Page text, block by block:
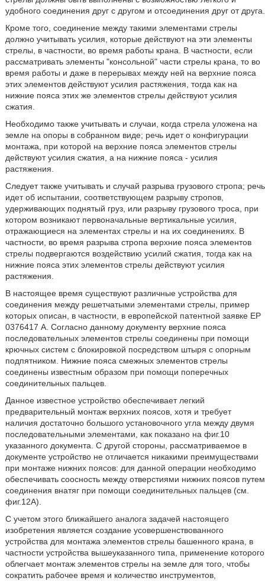
удобного соединения друг с другом и отсоединения друг от друга.
Кроме того, соединение между такими элементами стрелы
должно учитывать усилия, которые действуют на эти элементы
стрелы, в частности, во время работы крана. В частности, если
рассматривать элементы "консольной" части стрелы крана, то во
время работы и даже в перерывах между ней на верхние пояса
этих элементов действуют усилия растяжения, тогда как на
нижние пояса этих же элементов стрелы действуют усилия
сжатия.
Необходимо также учитывать и случаи, когда стрела уложена на
земле на опоры в собранном виде; речь идет о конфигурации
монтажа, при которой на верхние пояса элементов стрелы
действуют усилия сжатия, а на нижние пояса - усилия
растяжения.
Следует также учитывать и случай разрыва грузового стропа; речь
идет об испытании, соответствующем разрыву стропов,
удерживающих поднятый груз, или разрыву грузового троса, при
котором возникают первоначальные вертикальные усилия,
отражающиеся на элементах стрелы и на их соединениях. В
частности, во время разрыва стропа верхние пояса элементов
стрелы подвергаются воздействию усилий сжатия, тогда как на
нижние пояса этих элементов стрелы действуют усилия
растяжения.
В настоящее время существуют различные устройства для
соединения между решетчатыми элементами стрелы, пример
которых описан, в частности, в европейской патентной заявке ЕР
0376417 А. Согласно данному документу верхние пояса
последовательных элементов стрелы соединены при помощи
крючных систем с блокировкой посредством штыря с опорным
подпятником. Нижние пояса смежных элементов стрелы
соединены известным образом при помощи поперечных
соединительных пальцев.
Данное известное устройство обеспечивает легкий
предварительный монтаж верхних поясов, хотя и требует
наличия достаточно большого установочного угла между двумя
последовательными элементами, как показано на фиг.10
указанного документа. С другой стороны, рассматриваемое в
документе устройство не отличается никакими преимуществами
при монтаже нижних поясов: для данной операции необходимо
обеспечивать соосность между отверстиями нижних поясов путем
соединения внатяг при помощи соединительных пальцев (см.
фиг.12А).
С учетом этого ближайшего аналога задачей настоящего
изобретения является создание усовершенствованного
устройства для монтажа элементов стрелы башенного крана, в
частности устройства вышеуказанного типа, применение которого
облегчает монтаж элементов стрелы на земле для того, чтобы
сократить рабочее время и количество инструментов,